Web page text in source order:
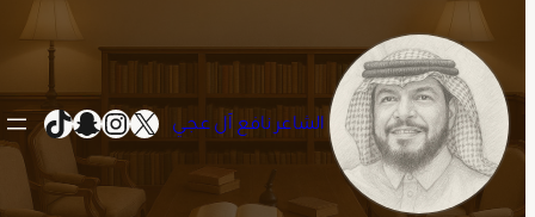
الشاعر نافع آل عجي إكسإنستجرام
سناب شاتتيك توك